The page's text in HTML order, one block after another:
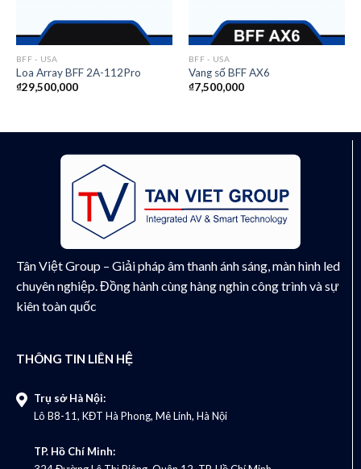
BFF - USA
Loa Array BFF 2A-112Pro
₫29,500,000
BFF - USA
Vang số BFF AX6
₫7,500,000
Tân Việt Group – Giải pháp âm thanh ánh sáng, màn hình led
chuyên nghiệp. Đồng hành cùng hàng nghìn công trình và sự
kiên toàn quốc
THÔNG TIN LIÊN HỆ
Trụ sở Hà Nội:
Lô B8-11, KĐT Hà Phong, Mê Linh, Hà Nội
TP. Hồ Chí Minh: